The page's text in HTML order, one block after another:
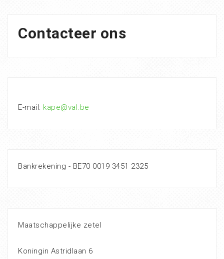
Contacteer ons
E-mail: kape@val.be
Bankrekening - BE70 0019 3451 2325
Maatschappelijke zetel
Koningin Astridlaan 6